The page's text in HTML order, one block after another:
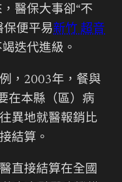
醫保大事卻“不
保便平易新竹 超音
迭代進級。
，2003年，餐與
在本縣（區）病
異地就醫報銷比
結算。
直接結算在全國